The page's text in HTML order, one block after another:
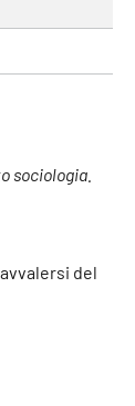
sociologia.
del